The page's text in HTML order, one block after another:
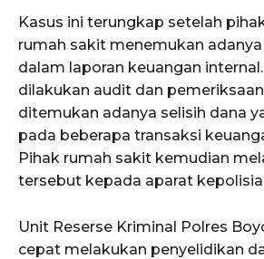
Kasus ini terungkap setelah
rumah sakit menemukan
dalam laporan keuangan
dilakukan audit dan
ditemukan adanya selisih dana
pada beberapa transaksi
Pihak rumah sakit kemudian
tersebut kepada aparat
Unit Reserse Kriminal Polres
cepat melakukan penyelidikan